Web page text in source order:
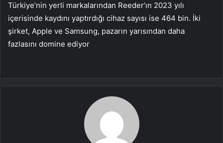
Türkiye’nin yerli markalarından Reeder’ın 2023 yılı
içerisinde kaydını yaptırdığı cihaz sayısı ise 464 bin. İki
şirket, Apple ve Samsung, pazarın yarısından daha
fazlasını domine ediyor